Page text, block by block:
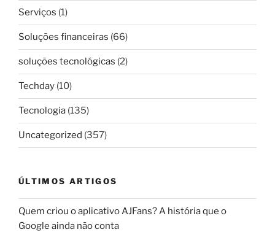
Serviços (1)
Soluções financeiras (66)
soluções tecnológicas (2)
Techday (10)
Tecnologia (135)
Uncategorized (357)
ÚLTIMOS ARTIGOS
Quem criou o aplicativo AJFans? A história que o
Google ainda não conta